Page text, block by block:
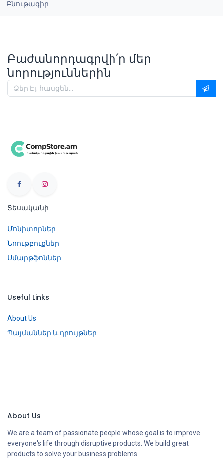
Բնութագիր
Բաժանորդագրվի՛ր մեր
նորություններին
Տեսականի
Մոնիտորներ
Նոութբուքներ
Սմարթֆոններ
Useful Links
About Us
Պայմաններ և դրույթներ
About Us
We are a team of passionate people whose goal is to improve
everyone's life through disruptive products. We build great
products to solve your business problems.